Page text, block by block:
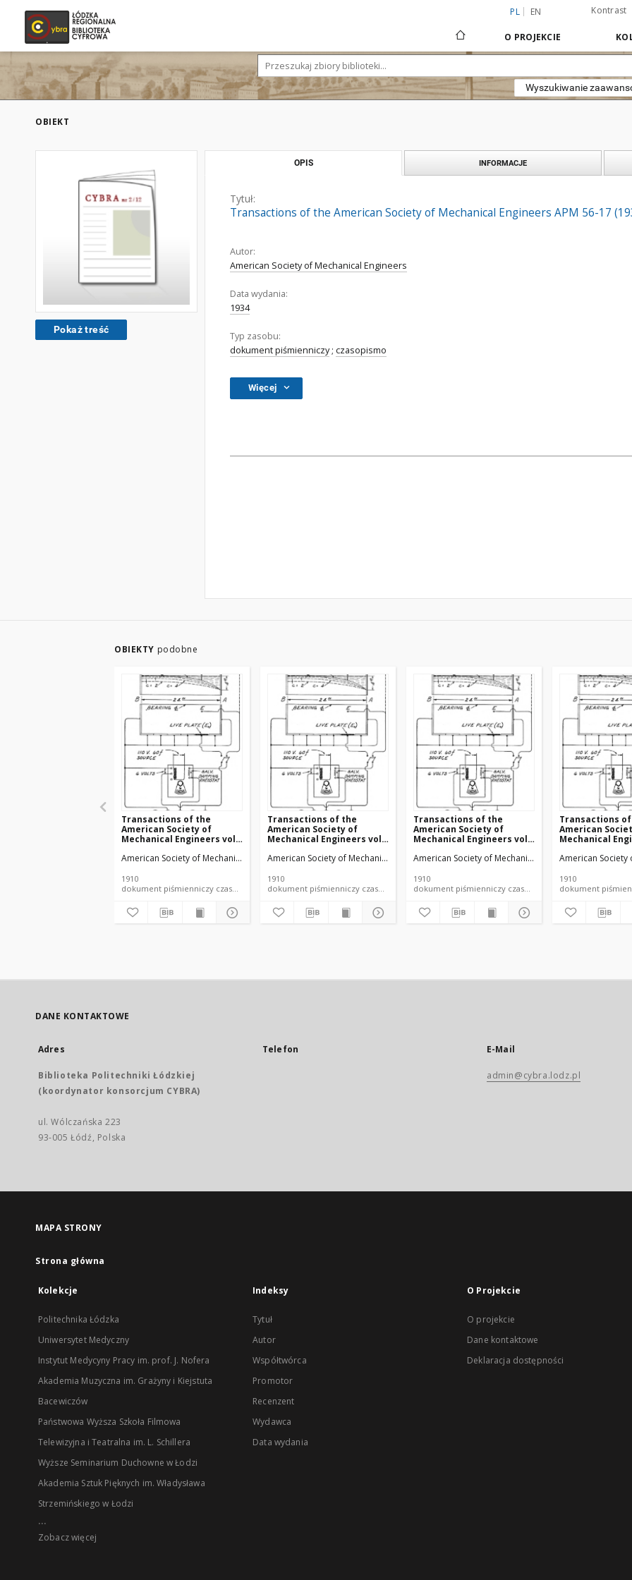
PL EN Kontrast
O PROJEKCIE
Wyszukiwanie
OBIEKT
Pokaż treść
OPIS INFORMACJE
Tytuł:
Transactions of the American Society of Mechanical Engineers APM 56-17
Autor:
American Society of Mechanical Engineers
Data wydania:
1934
Typ zasobu:
dokument piśmienniczy; czasopismo
Więcej
OBIEKTY podobne
Transactions of the
American Society of
Mechanical Engineers vol.
American Society of Mechanical Engineers
1910
dokument piśmienniczy czasopismo
Transactions of the
American Society of
Mechanical Engineers vol.
American Society of Mechanical Engineers
1910
dokument piśmienniczy czasopismo
Transactions of the
American Society of
Mechanical Engineers vol.
American Society of Mechanical Engineers
1910
dokument piśmienniczy czasopismo
Transactions
American
Mechanical
American Society
1910
DANE KONTAKTOWE
Adres
Biblioteka Politechniki Łódzkiej
(koordynator konsorcjum CYBRA)
ul. Wólczańska 223
93-005 Łódź, Polska
Telefon E-Mail
admin@cybra.lodz.pl
MAPA STRONY
Strona główna
Kolekcje
Politechnika Łódzka
Uniwersytet Medyczny
Instytut Medycyny Pracy im. prof. J. Nofera
Akademia Muzyczna im. Grażyny i Kiejstuta
Bacewiczów
Państwowa Wyższa Szkoła Filmowa
Telewizyjna i Teatralna im. L. Schillera
Wyższe Seminarium Duchowne w Łodzi
Akademia Sztuk Pięknych im. Władysława
Strzemińskiego w Łodzi
...
Zobacz więcej
Indeksy
Tytuł
Autor
Współtwórca
Promotor
Recenzent
Wydawca
Data wydania
O Projekcie
O projekcie
Dane kontaktowe
Deklaracja dostępności